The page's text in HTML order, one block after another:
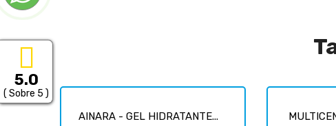
AINARA - GEL HIDRATANTE...
5.0
( Sobre 5 )